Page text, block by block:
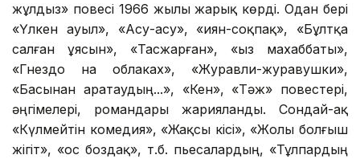
жұлдыз» повесі 1966 жылы жарық көрді. Одан бері
«Үлкен ауыл», «Асу-асу», «Қиян-соқпақ», «Бұлтқа
салған ұясын», «Тасжарған», «Қыз махаббаты»,
«Гнездо на облаках», «Журавли-журавушки»,
«Басынан Қаратаудың...», «Кен», «Тәж» повестері,
әңгімелері, романдары жарияланды. Сондай-ақ
«Күлмейтін комедия», «Жақсы кісі», «Жолы болғыш
жігіт», «Қос боздақ», т.б. пьесалардың, «Тұлпардың